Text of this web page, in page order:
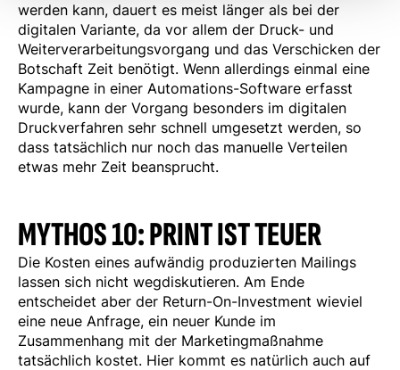
werden kann, dauert es meist länger als bei der
digitalen Variante, da vor allem der Druck- und
Weiterverarbeitungsvorgang und das Verschicken der
Botschaft Zeit benötigt. Wenn allerdings einmal eine
Kampagne in einer Automations-Software erfasst
wurde, kann der Vorgang besonders im digitalen
Druckverfahren sehr schnell umgesetzt werden, so
dass tatsächlich nur noch das manuelle Verteilen
etwas mehr Zeit beansprucht.
MYTHOS 10: PRINT IST TEUER
Die Kosten eines aufwändig produzierten Mailings
lassen sich nicht wegdiskutieren. Am Ende
entscheidet aber der Return-On-Investment wieviel
eine neue Anfrage, ein neuer Kunde im
Zusammenhang mit der Marketingmaßnahme
tatsächlich kostet. Hier kommt es natürlich auch auf